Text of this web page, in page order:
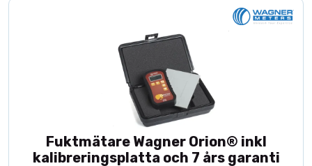
Fuktmätare Wagner Orion® inkl
kalibreringsplatta och 7 års garanti